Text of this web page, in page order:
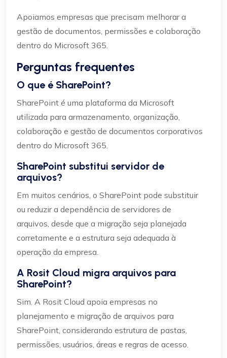
Apoiamos empresas que precisam melhorar a
gestão de documentos, permissões e colaboração
dentro do Microsoft 365.
Perguntas frequentes
O que é SharePoint?
SharePoint é uma plataforma da Microsoft
utilizada para armazenamento, organização,
colaboração e gestão de documentos corporativos
dentro do Microsoft 365.
SharePoint substitui servidor de
arquivos?
Em muitos cenários, o SharePoint pode substituir
ou reduzir a dependência de servidores de
arquivos, desde que a migração seja planejada
corretamente e a estrutura seja adequada à
operação da empresa.
A Rosit Cloud migra arquivos para
SharePoint?
Sim. A Rosit Cloud apoia empresas no
planejamento e migração de arquivos para
SharePoint, considerando estrutura de pastas,
permissões, usuários, áreas e regras de acesso.